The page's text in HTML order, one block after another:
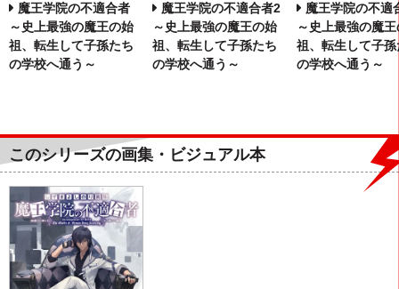
魔王学院の不適合者
～史上最強の魔王の始
祖、転生して子孫たち
の学校へ通う～
魔王学院の不適合者2
～史上最強の魔王の始
祖、転生して子孫たち
の学校へ通う～
魔王学院の不適
～史上最強の魔
祖、転生して子孫
の学校へ通う～
このシリーズの画集・ビジュアル本